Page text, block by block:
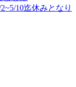
10迄休みとなり